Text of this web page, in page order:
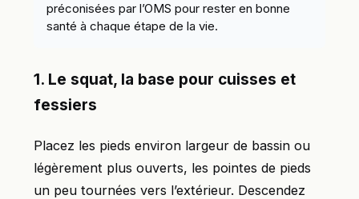
préconisées par l’OMS pour rester en bonne
santé à chaque étape de la vie.
1. Le squat, la base pour cuisses et
fessiers
Placez les pieds environ largeur de bassin ou
légèrement plus ouverts, les pointes de pieds
un peu tournées vers l’extérieur. Descendez